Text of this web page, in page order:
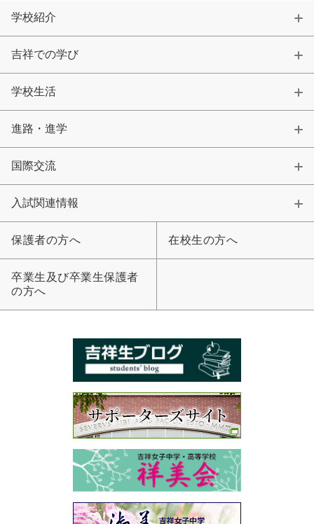
学校紹介
吉祥での学び
学校生活
進路・進学
国際交流
入試関連情報
保護者の方へ 在校生の方へ
卒業生及び卒業生保護者
の方へ